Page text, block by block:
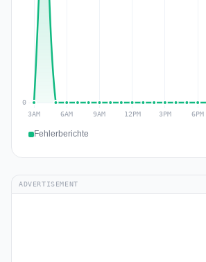
Fehlerberichte
ADVERTISEMENT